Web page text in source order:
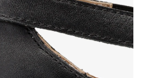
Zmeniť
zadaných osobných údajov v
a ich zverejnením.
zadaných osobných údajov v
a ich zverejnením.
hodnotenie